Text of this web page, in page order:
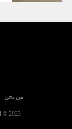
من نحن
2023 © اخبار الرياض. جميع حقوق النشر محفوظة.